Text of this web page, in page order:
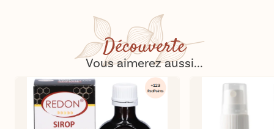
Découverte
Vous aimerez aussi...